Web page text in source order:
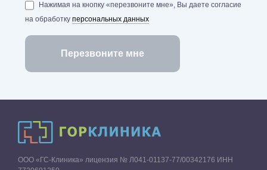
Нажимая на кнопку «перезвоните мне», Вы даете согласие
на обработку персональных данных
ООО «ГС-Клиника» лицензия № Л041-01137-77/00342176 ИНН